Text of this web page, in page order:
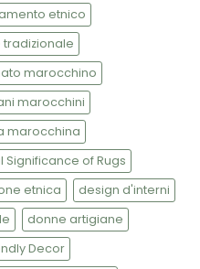
etnico
tradizionale
marocchino
marocchini
marocchina
Significance of Rugs
etnica
design d'interni
donne artigiane
Decor